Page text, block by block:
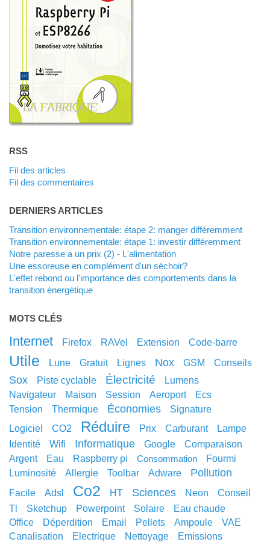
RSS
Fil des articles
Fil des commentaires
DERNIERS ARTICLES
Transition environnementale: étape 2: manger différemment
Transition environnementale: étape 1: investir différemment
Notre paresse a un prix (2) - L'alimentation
Une essoreuse en complément d'un séchoir?
L'effet rebond ou l'importance des comportements dans la
transition énergétique
MOTS CLÉS
internet Firefox RAVel extension code-barre
utile lune gratuit lignes nox GSM conseils
sox piste cyclable électricité
lumens
navigateur
maison session aeroport
ecs
tension
thermique économies
signature
logiciel
CO2 réduire prix carburant
lampe
identité
wifi informatique google
comparaison
argent
eau raspberry pi consommation
fourmi
luminosité
allergie toolbar adware pollution
facile adsl co2 HT sciences neon
conseil
tl
sketchup powerpoint solaire
eau chaude
office
déperdition email pellets ampoule
VAE
canalisation
electrique nettoyage
emissions